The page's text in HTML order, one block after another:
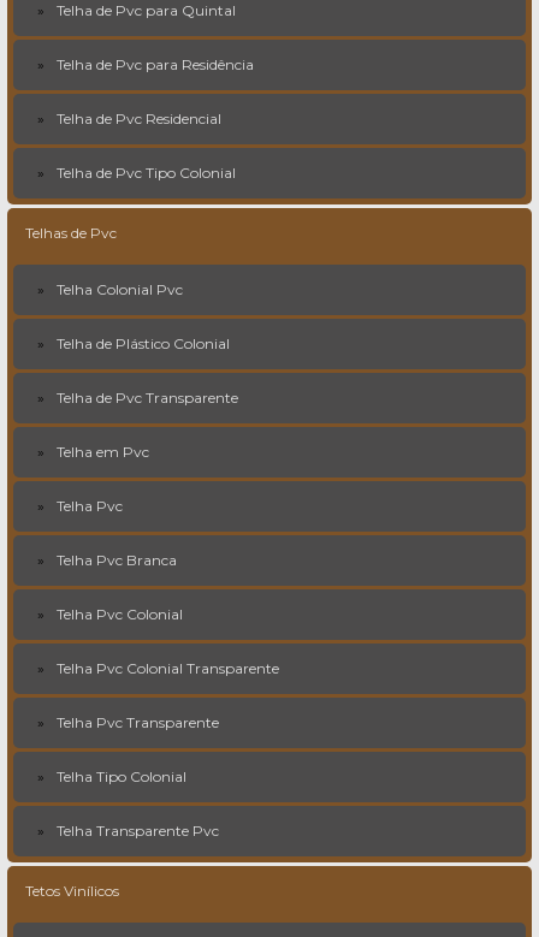
Telha de Pvc para Quintal
Telha de Pvc para Residência
Telha de Pvc Residencial
Telha de Pvc Tipo Colonial
Telhas de Pvc
Telha Colonial Pvc
Telha de Plástico Colonial
Telha de Pvc Transparente
Telha em Pvc
Telha Pvc
Telha Pvc Branca
Telha Pvc Colonial
Telha Pvc Colonial Transparente
Telha Pvc Transparente
Telha Tipo Colonial
Telha Transparente Pvc
Tetos Vinílicos